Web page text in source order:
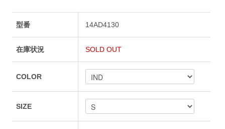
型番 14AD4130
在庫状況 SOLD OUT
COLOR
SIZE